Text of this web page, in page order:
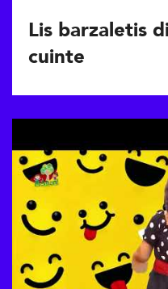
Lis barzaletis
cuinte